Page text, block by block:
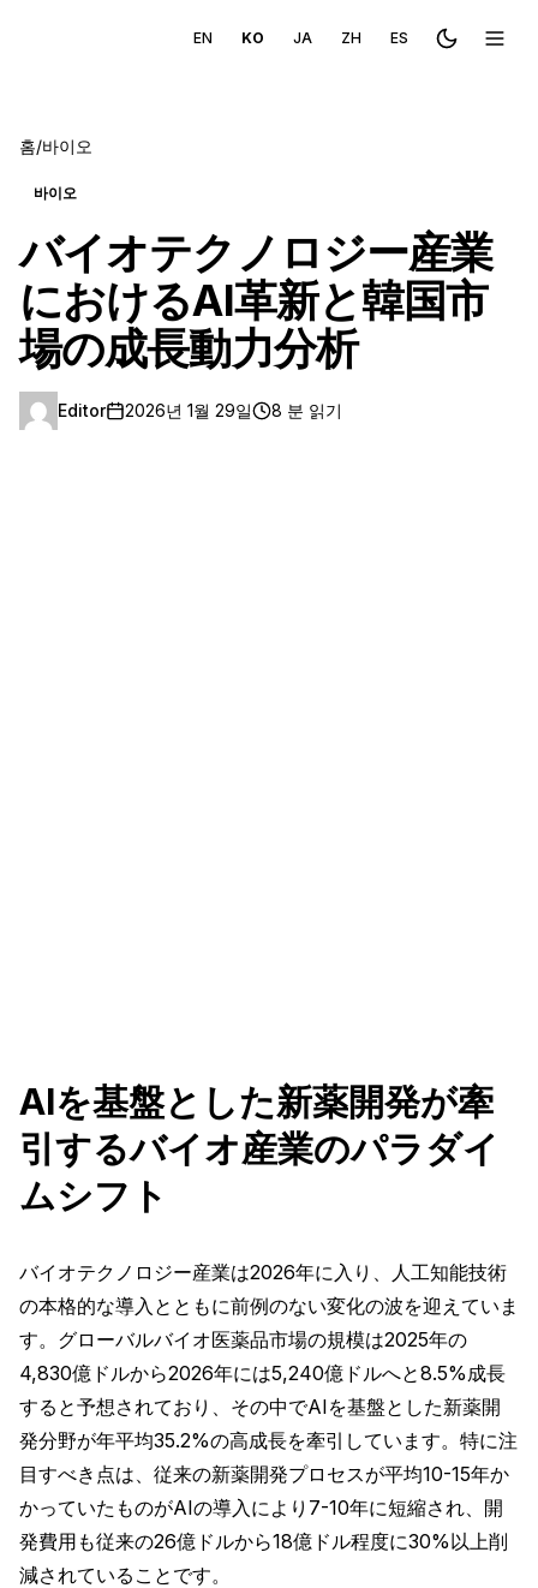
EN KO JA ZH ES Toggle메뉴
홈/바이오
바이오
バイオテクノロジー産業
におけるAI革新と韓国市
場の成長動力分析
Editor 2026년 1월 29일 8 분 읽기
AIを基盤とした新薬開発が牽
引するバイオ産業のパラダイ
ムシフト
バイオテクノロジー産業は2026年に入り、人工知能技術
の本格的な導入とともに前例のない変化の波を迎えていま
す。グローバルバイオ医薬品市場の規模は2025年の
4,830億ドルから2026年には5,240億ドルへと8.5%成長
すると予想されており、その中でAIを基盤とした新薬開
発分野が年平均35.2%の高成長を牽引しています。特に注
目すべき点は、従来の新薬開発プロセスが平均10-15年か
かっていたものがAIの導入により7-10年に短縮され、開
発費用も従来の26億ドルから18億ドル程度に30%以上削
減されていることです。